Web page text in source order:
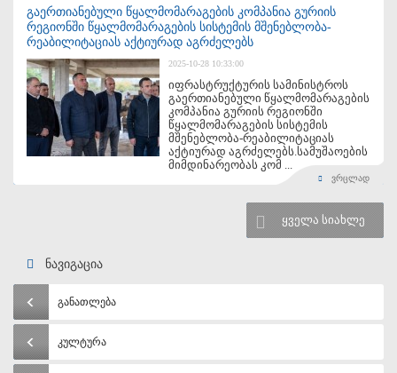
გაერთიანებული წყალმომარაგების კომპანია გურიის
რეგიონში წყალმომარაგების სისტემის მშენებლობა-
რეაბილიტაციას აქტიურად აგრძელებს
2025-10-28 10:33:00
იფრასტრუქტურის სამინისტროს
გაერთიანებული წყალმომარაგების
კომპანია გურიის რეგიონში
წყალმომარაგების სისტემის
მშენებლობა-რეაბილიტაციას
აქტიურად აგრძელებს.სამუშაოების
მიმდინარეობას კომ ...
ვრცლად
ყველა სიახლე
ნავიგაცია
განათლება
კულტურა